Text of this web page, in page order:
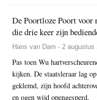
De Poortloze Poort voor
die drie keer zijn
Hans van Dam - 2 augustus
Pas toen Wu
kijken. De staatsleraar lag
geklemd, zijn hoofd
en ogen wijd opengesperd.